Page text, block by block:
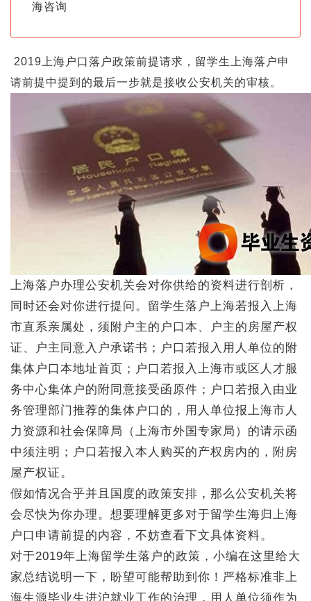
海咨询
2019上海户口落户政策前提请求，留学生上海落户申
请前提中提到的最后一步就是接收公安机关的审核。
上海落户办理公安机关会对你供给的资料进行剖析，
同时还会对你进行提问。留学生落户上海若报入上海
市直系亲属处，须附户主的户口本、户主的房屋产权
证、户主同意入户承诺书；户口若报入用人单位的附
集体户口本地址首页；户口若报入上海市或区人才服
务中心集体户的附同意接受函原件；户口若报入由业
务管理部门推荐的集体户口的，用人单位报上海市人
力资源和社会保障局（上海市外国专家局）的请示函
中须注明；户口若报入本人购买的产权房内的，附房
屋产权证。
假如情况合乎并且国度的政策安排，那么公安机关将
会尽快为你办理。想要理解更多对于留学生海归上海
户口申请前提的内容，不妨查看下文具体资料。
对于2019年上海留学生落户的政策，小编在这里给大
家总结说明一下，盼望可能帮助到你！严格标准非上
海生源毕业生进沪就业工作的治理，用人单位须作为